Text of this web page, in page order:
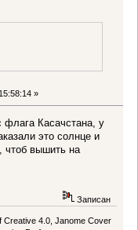
»
Касачстана, у
это солнце и
чтоб вышить на
Записан
4.0, Janome Cover